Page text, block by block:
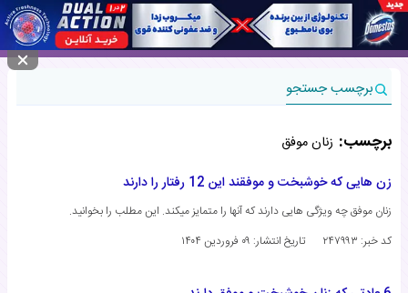
منوی سایت
برچسب جستجو
برچسب: زنان موفق
زن هایی که خوشبخت و موفقند این 12 رفتار را دارند
زنان موفق چه ویژگی هایی دارند که آنها را متمایز میکند. این مطلب را بخوانید.
کد خبر: ۲۴۷۹۹۳
تاریخ انتشار: ۰۹ فروردین ۱۴۰۴